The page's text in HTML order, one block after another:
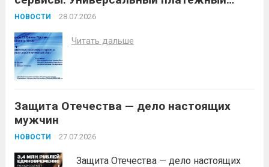
недопущения ухудшения лесопожарной
возникновений чрезвычайных
код»
НОВОСТИ 28.07.2026
Читать дальше
Защита Отечества — дело настоящих
мужчин
НОВОСТИ 27.07.2026
Защита Отечества — дело настоящих